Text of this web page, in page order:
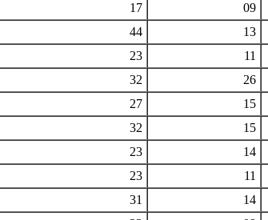
17 09
44 13
23 11
32 26
27 15
32 15
23 14
23 11
31 14